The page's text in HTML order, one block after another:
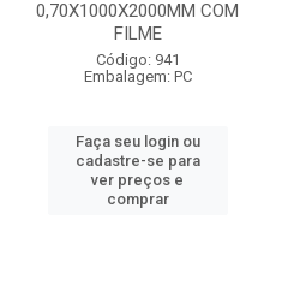
0,70X1000X2000MM COM
FILME
Código: 941
Embalagem: PC
Faça seu login ou
cadastre-se para
ver preços e
comprar